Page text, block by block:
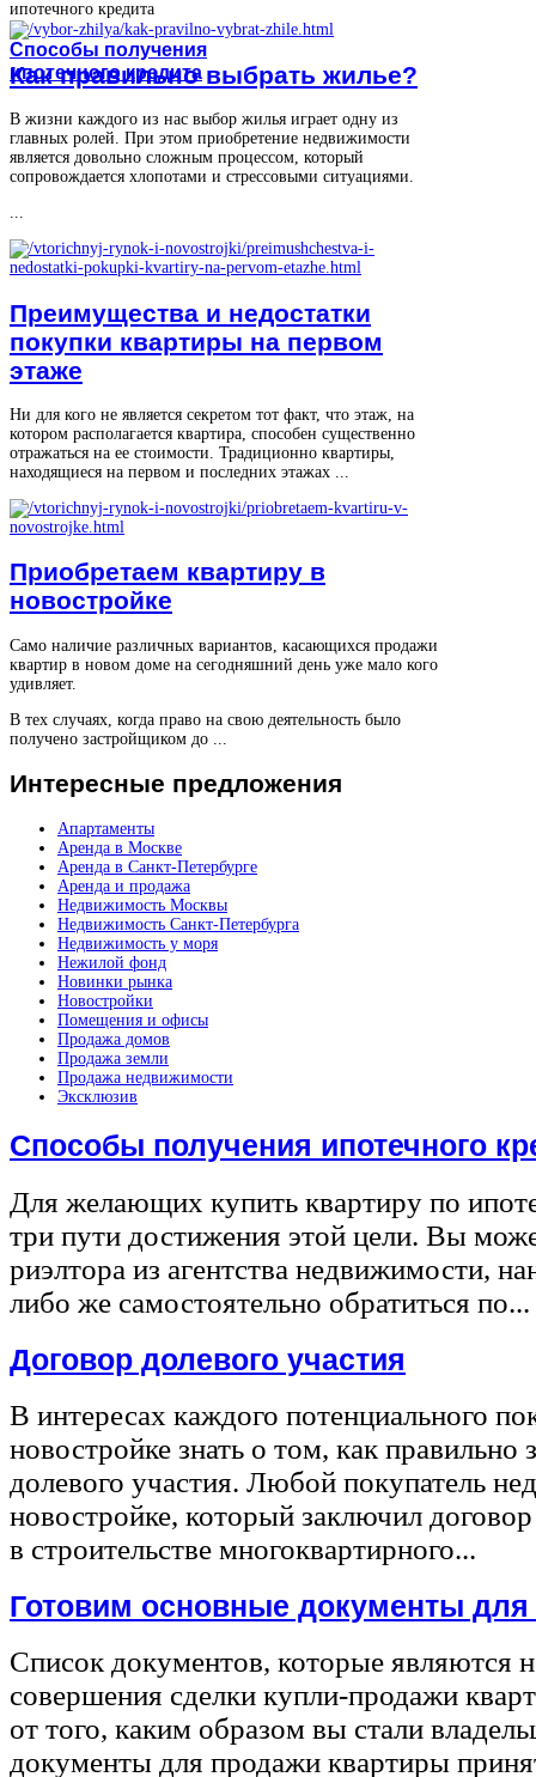
Способы получения
ипотечного кредита
Как правильно выбрать жилье?
В жизни каждого из нас выбор жилья играет одну из
главных ролей. При этом приобретение недвижимости
является довольно сложным процессом, который
сопровождается хлопотами и стрессовыми ситуациями.
...
Преимущества и недостатки
покупки квартиры на первом
этаже
Ни для кого не является секретом тот факт, что этаж, на
котором располагается квартира, способен существенно
отражаться на ее стоимости. Традиционно квартиры,
находящиеся на первом и последних этажах ...
Приобретаем квартиру в
новостройке
Само наличие различных вариантов, касающихся продажи
квартир в новом доме на сегодняшний день уже мало кого
удивляет.
В тех случаях, когда право на свою деятельность было
получено застройщиком до ...
Интересные предложения
Апартаменты
Аренда в Москве
Аренда в Санкт-Петербурге
Аренда и продажа
Недвижимость Москвы
Недвижимость Санкт-Петербурга
Недвижимость у моря
Нежилой фонд
Новинки рынка
Новостройки
Помещения и офисы
Продажа домов
Продажа земли
Продажа недвижимости
Эксклюзив
Способы получения ипотечного
Для желающих купить квартиру по
три пути достижения этой цели. Вы
риэлтора из агентства недвижимости,
либо же самостоятельно обратиться по...
Договор долевого участия
В интересах каждого потенциального
новостройке знать о том, как правильно
долевого участия. Любой покупатель
новостройке, который заключил
в строительстве многоквартирного...
Готовим основные документы
Список документов, которые являются
совершения сделки купли-продажи
от того, каким образом вы стали
документы для продажи квартиры